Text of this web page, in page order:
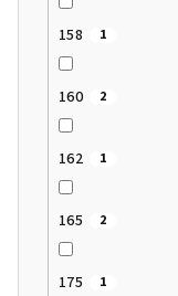
158 1
160 2
162 1
165 2
175 1